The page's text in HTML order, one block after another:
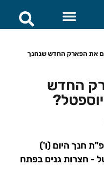
את הפארק החדש שנחנך
החדש
פ"ת חנך היום (ו')
- חצרות גנים בפתח